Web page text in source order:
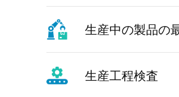
生産中の製品の
生産工程検査